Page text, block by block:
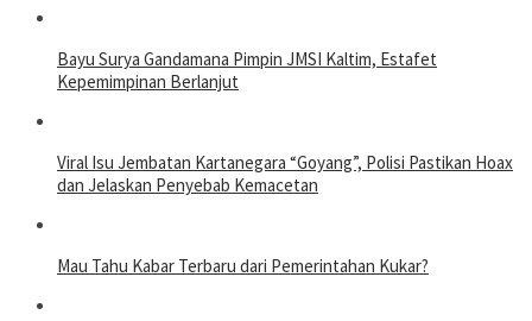
Bayu Surya Gandamana Pimpin JMSI Kaltim, Estafet
Kepemimpinan Berlanjut
Viral Isu Jembatan Kartanegara “Goyang”, Polisi Pastikan Hoax
dan Jelaskan Penyebab Kemacetan
Mau Tahu Kabar Terbaru dari Pemerintahan Kukar?